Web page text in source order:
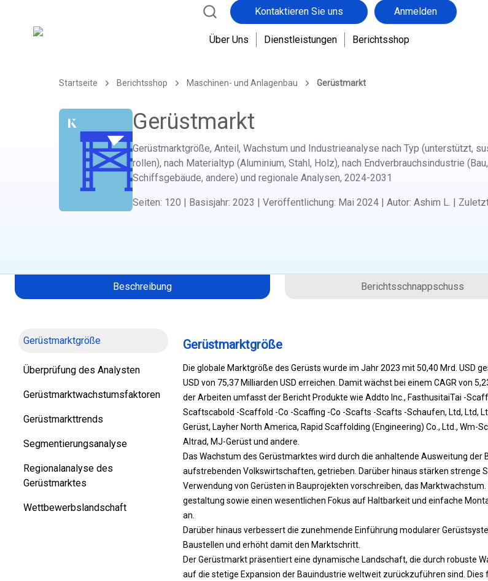
Kontaktieren Sie uns Anmelden
Über Uns Dienstleistungen Berichtsshop
Startseite Berichtsshop Maschinen- und Anlagenbau Gerüstmarkt
Gerüstmarkt
Gerüstmarktgröße, Anteil, Wachstum und Industrieanalyse nach Typ (unterstützt,
rollen), nach Materialtyp (Aluminium, Stahl, Holz), nach Endverbrauchsindustrie
Schiffsgebäude, andere) und regionale Analysen, 2024-2031
Seiten: 120 Basisjahr: 2023 Veröffentlichung: Mai 2024 Autor: Ashim L.
Beschreibung Berichtsschnappschuss
Gerüstmarktgröße
Überprüfung des Analysten
Gerüstmarktwachstumsfaktoren
Gerüstmarkttrends
Segmentierungsanalyse
Regionalanalyse des
Gerüstmarktes
Wettbewerbslandschaft
Gerüstmarktgröße
Die globale Marktgröße des Gerüsts wurde im Jahr 2023 mit 50,40 Mrd. USD
USD von 75,37 Milliarden USD erreichen. Damit wächst bei einem CAGR von
der Arbeiten umfasst der Bericht Produkte wie Addto Inc., FasthusitaiTai -
Scaftscabold -Scaffold -Co -Scaffing -Co -Scafts -Scafts -Schaufen, Ltd, Ltd,
Gerüst, Layher North America, Rapid Scaffolding (Engineering) Co., Ltd., Wm-
Altrad, MJ-Gerüst und andere.
Das Wachstum des Gerüstmarktes wird durch die anhaltende Ausweitung der
aufstrebenden Volkswirtschaften, getrieben. Darüber hinaus stärken strenge
Verwendung von Gerüsten in Bauprojekten vorschreiben, das
gestaltung sowie einen wesentlichen Fokus auf Haltbarkeit und einfache
an.
Darüber hinaus verbessert die zunehmende Einführung modularer
Baustellen und erhöht damit den Marktschritt.
Der Gerüstmarkt präsentiert eine dynamische Landschaft, die durch robuste
auf die stetige Expansion der Bauindustrie weltweit zurückzuführen sind.